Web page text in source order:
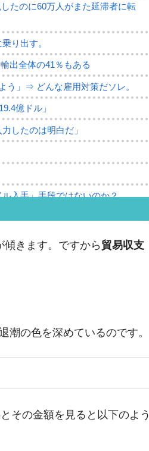
たのに60万人がまた延滞者に転
り出す。
出全体の41％もある
う」⇒ どんな雇用対策だソレ。
億ドル」
したのは明白だ」
入手」手段ではないのか？
き株価操作であり、空前の国政
が示す現況は決して良くない。
きます。ですから 貿易収支
潮の色を深めているのです。
その金額を見ると以下のよう